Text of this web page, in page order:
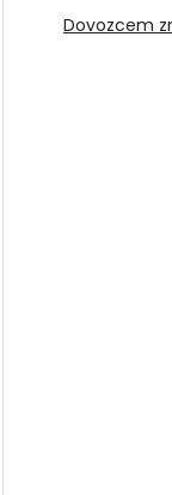
Dovozcem